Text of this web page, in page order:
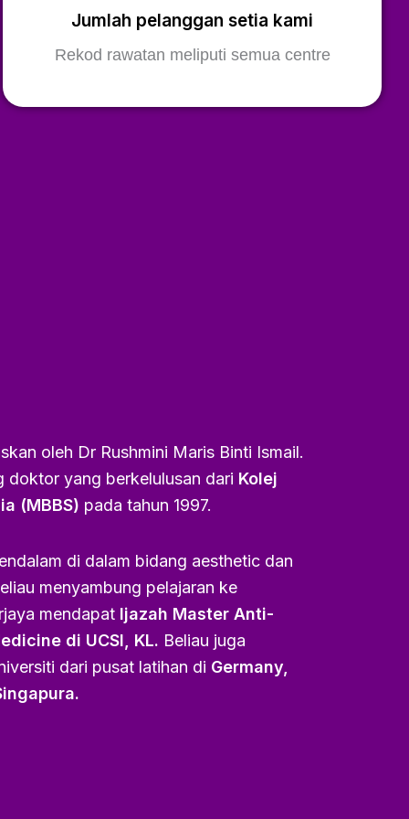
Jumlah pelanggan setia kami
Rekod rawatan meliputi semua centre
oleh Dr Rushmini Maris Binti Ismail.
doktor yang berkelulusan dari Kolej
(MBBS) pada tahun 1997.
di dalam bidang aesthetic dan
menyambung pelajaran ke
mendapat Ijazah Master Anti-
di UCSI, KL. Beliau juga
dari pusat latihan di Germany,